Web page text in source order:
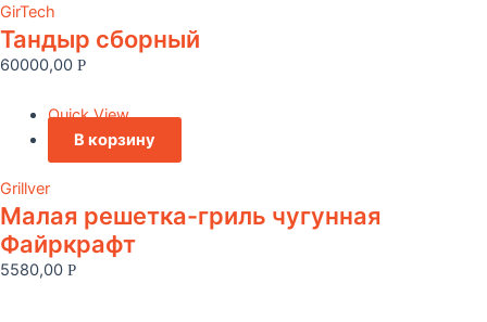
GirTech
Тандыр сборный
60000,00 Р
Quick View
В корзину
Grillver
Малая решетка-гриль чугунная
Файркрафт
5580,00 Р